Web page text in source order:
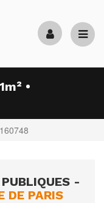
•
-
DE PARIS